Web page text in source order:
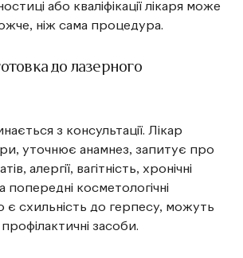
або кваліфікації лікаря може
ніж сама процедура.
до лазерного
з консультації. Лікар
уточнює анамнез, запитує про
алергії, вагітність, хронічні
попередні косметологічні
є схильність до герпесу, можуть
засоби.